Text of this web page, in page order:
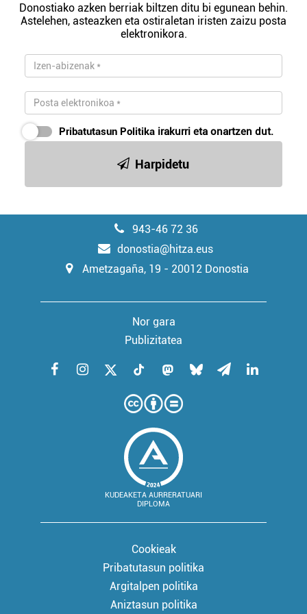
Donostiako azken berriak biltzen ditu bi egunean behin.
Astelehen, asteazken eta ostiraletan iristen zaizu posta
elektronikora.
Pribatutasun Politika irakurri eta onartzen dut.
Harpidetu
943-46 72 36
donostia@hitza.eus
Ametzagaña, 19 - 20012 Donostia
Nor gara
Publizitatea
KUDEAKETA AURRERATUARI
DIPLOMA
Cookieak
Pribatutasun politika
Argitalpen politika
Aniztasun politika